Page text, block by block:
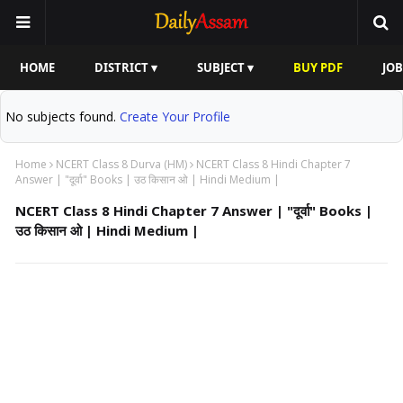
HOME DISTRICT ▾ SUBJECT ▾ BUY PDF
No subjects found. Create Your Profile
Home NCERT Class 8 Durva (HM)
NCERT Class 8 Hindi Chapter 7
Answer | "दूर्वा" Books | उठ किसान ओ | Hindi Medium |
NCERT Class 8 Hindi Chapter 7 Answer | "दूर्वा" Books |
उठ किसान ओ | Hindi Medium |